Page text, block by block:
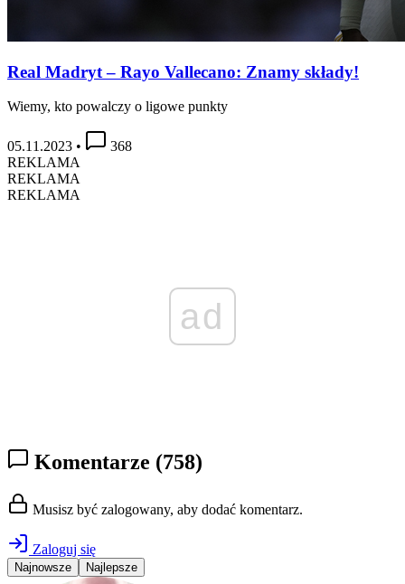
Real Madryt – Rayo Vallecano: Znamy składy!
Wiemy, kto powalczy o ligowe punkty
05.11.2023 •
368
REKLAMA
REKLAMA
REKLAMA
ad
Komentarze (758)
Musisz być zalogowany, aby dodać komentarz.
Zaloguj się
Najnowsze Najlepsze